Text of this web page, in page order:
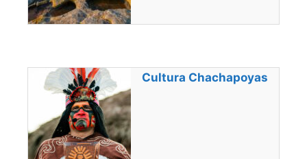
Cultura Chachapoyas